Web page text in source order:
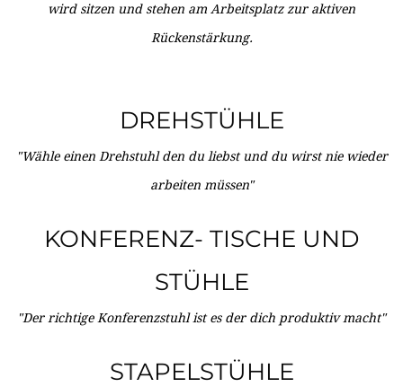
wird sitzen und stehen am Arbeitsplatz zur aktiven
Rückenstärkung.
DREHSTÜHLE
"Wähle einen Drehstuhl den du liebst und du wirst nie wieder
arbeiten müssen"
KONFERENZ- TISCHE UND
STÜHLE
"Der richtige Konferenzstuhl ist es der dich produktiv macht"
STAPELSTÜHLE